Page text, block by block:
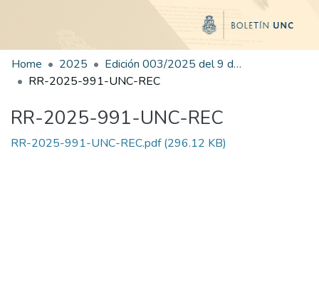
Home 2025
Edición 003/2025 del 9 de junio de 2025
RR-2025-991-UNC-REC
RR-2025-991-UNC-REC
RR-2025-991-UNC-REC.pdf(296.12 KB)